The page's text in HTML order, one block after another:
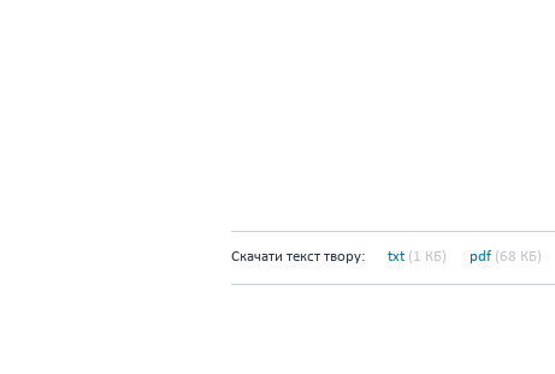
Скачати текст твору: txt (1 КБ) pdf (68 КБ)